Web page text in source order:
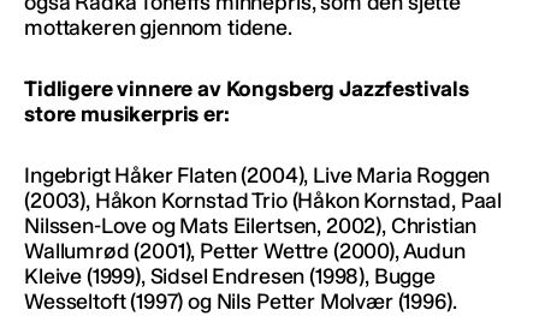
mottakeren gjennom tidene.
Tidligere vinnere av Kongsberg Jazzfestivals
store musikerpris er:
Ingebrigt Håker Flaten (2004), Live Maria Roggen
(2003), Håkon Kornstad Trio (Håkon Kornstad, Paal
Nilssen-Love og Mats Eilertsen, 2002), Christian
Wallumrød (2001), Petter Wettre (2000), Audun
Kleive (1999), Sidsel Endresen (1998), Bugge
Wesseltoft (1997) og Nils Petter Molvær (1996).